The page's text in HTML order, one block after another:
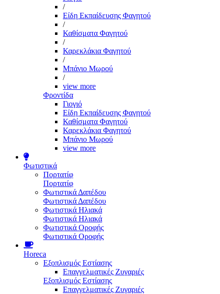
/
Είδη Εκπαίδευσης Φαγητού
/
Καθίσματα Φαγητού
/
Καρεκλάκια Φαγητού
/
Μπάνιο Μωρού
/
view more
Φροντίδα
Γιογιό
Είδη Εκπαίδευσης Φαγητού
Καθίσματα Φαγητού
Καρεκλάκια Φαγητού
Μπάνιο Μωρού
view more
Φωτιστικά
Πορτατίφ
Πορτατίφ
Φωτιστικά Δαπέδου
Φωτιστικά Δαπέδου
Φωτιστικά Ηλιακά
Φωτιστικά Ηλιακά
Φωτιστικά Οροφής
Φωτιστικά Οροφής
Horeca
Εξοπλισμός Εστίασης
Επαγγελματικές Ζυγαριές
Εξοπλισμός Εστίασης
Επαγγελματικές Ζυγαριές